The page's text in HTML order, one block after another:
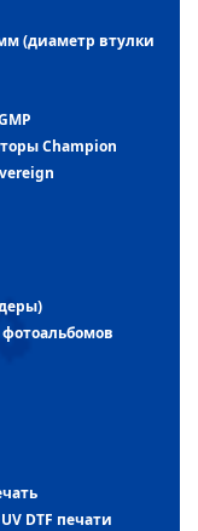
(диаметр втулки
Champion
DTF печати